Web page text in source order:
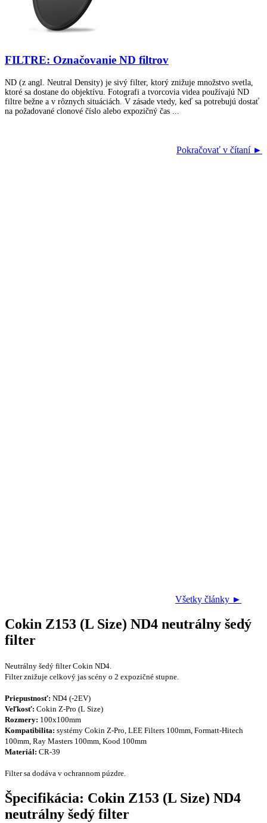
FILTRE: Označovanie ND filtrov
ND (z angl. Neutral Density) je sivý filter, ktorý znižuje množstvo svetla,
ktoré sa dostane do objektívu. Fotografi a tvorcovia videa používajú ND
filtre bežne a v rôznych situáciách. V zásade vtedy, keď sa potrebujú dostať
na požadované clonové číslo alebo expozičný čas ...
Pokračovať v čítaní ►
Všetky články ►
Cokin Z153 (L Size) ND4 neutrálny šedý
filter
Neutrálny šedý filter Cokin ND4.
Filter znižuje celkový jas scény o 2 expozičné stupne.
Priepustnosť: ND4 (-2EV)
Veľkosť: Cokin Z-Pro (L Size)
Rozmery: 100x100mm
Kompatibilita: systémy Cokin Z-Pro, LEE Filters 100mm, Formatt-Hitech
100mm, Ray Masters 100mm, Kood 100mm
Materiál: CR-39
Filter sa dodáva v ochrannom púzdre.
Špecifikácia: Cokin Z153 (L Size) ND4
neutrálny šedý filter